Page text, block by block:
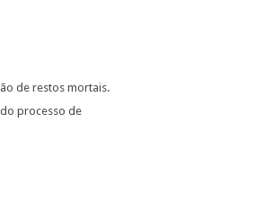
de restos mortais.
processo de